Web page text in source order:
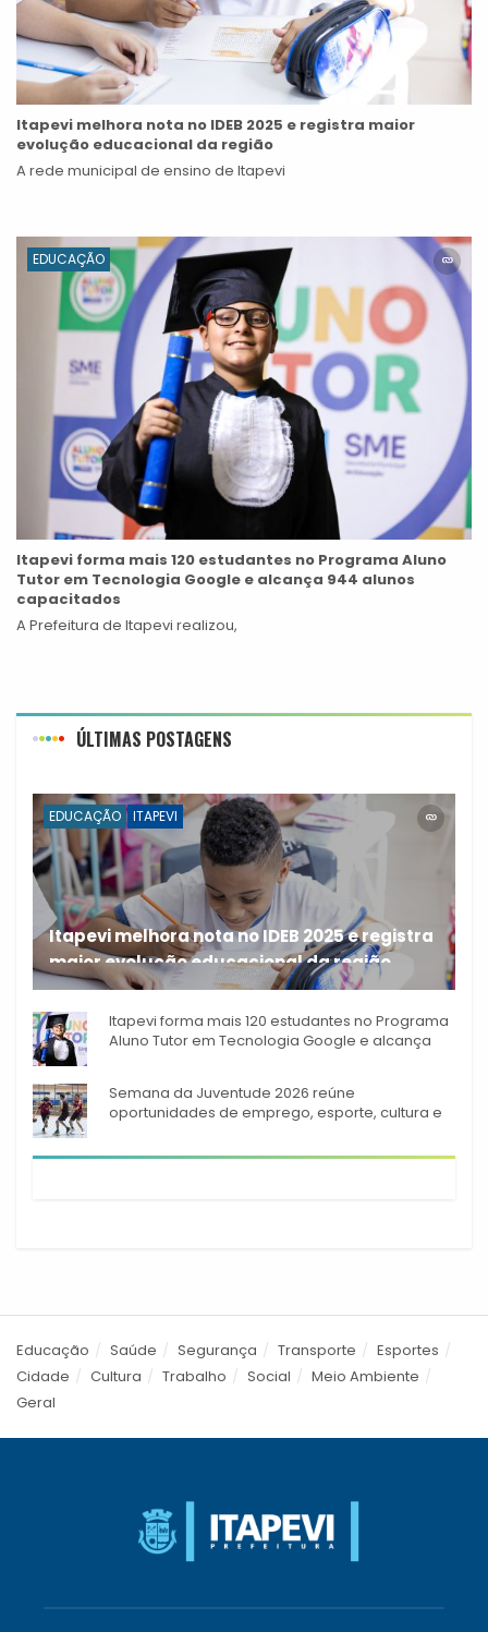
Itapevi melhora nota no IDEB 2025 e registra maior
evolução educacional da região
A rede municipal de ensino de Itapevi
EDUCAÇÃO
Itapevi forma mais 120 estudantes no Programa Aluno
Tutor em Tecnologia Google e alcança 944 alunos
capacitados
A Prefeitura de Itapevi realizou,
ÚLTIMAS POSTAGENS
EDUCAÇÃO ITAPEVI
Itapevi melhora nota no IDEB 2025 e registra
maior evolução educacional da região
A rede municipal de ensino
Itapevi forma mais 120 estudantes no Programa
Aluno Tutor em Tecnologia Google e alcança
Semana da Juventude 2026 reúne
oportunidades de emprego, esporte, cultura e
Educação Saúde Segurança Transporte
Esportes
Cidade
Cultura Trabalho Social
Meio Ambiente
Geral